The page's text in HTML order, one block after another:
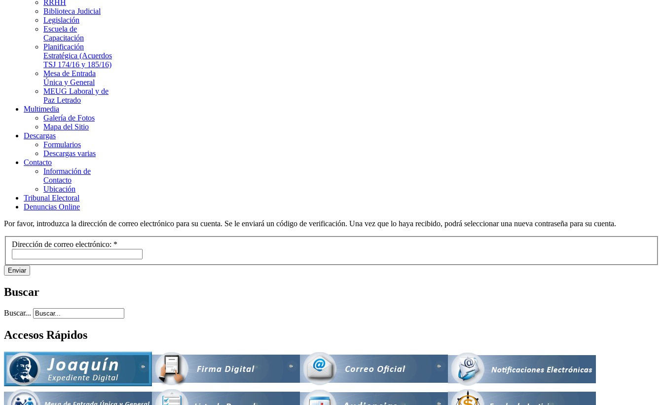
RRHH
Biblioteca Judicial
Legislación
Escuela de
Capacitación
Planificación
Estratégica (Acuerdos
TSJ 174/16 y 185/16)
Mesa de Entrada
Única y General
MEUG Laboral y de
Paz Letrado
Multimedia
Galería de Fotos
Mapa del Sitio
Descargas
Formularios
Descargas varias
Contacto
Información de
Contacto
Ubicación
Tribunal Electoral
Denuncias Online
Por favor, introduzca la dirección de correo electrónico para su cuenta. Se le enviará un código de verificación. Una vez que lo haya recibido, podrá seleccionar una nueva contraseña para su cuenta.
Dirección de correo electrónico: *
Enviar
Buscar
Buscar...
Accesos Rápidos